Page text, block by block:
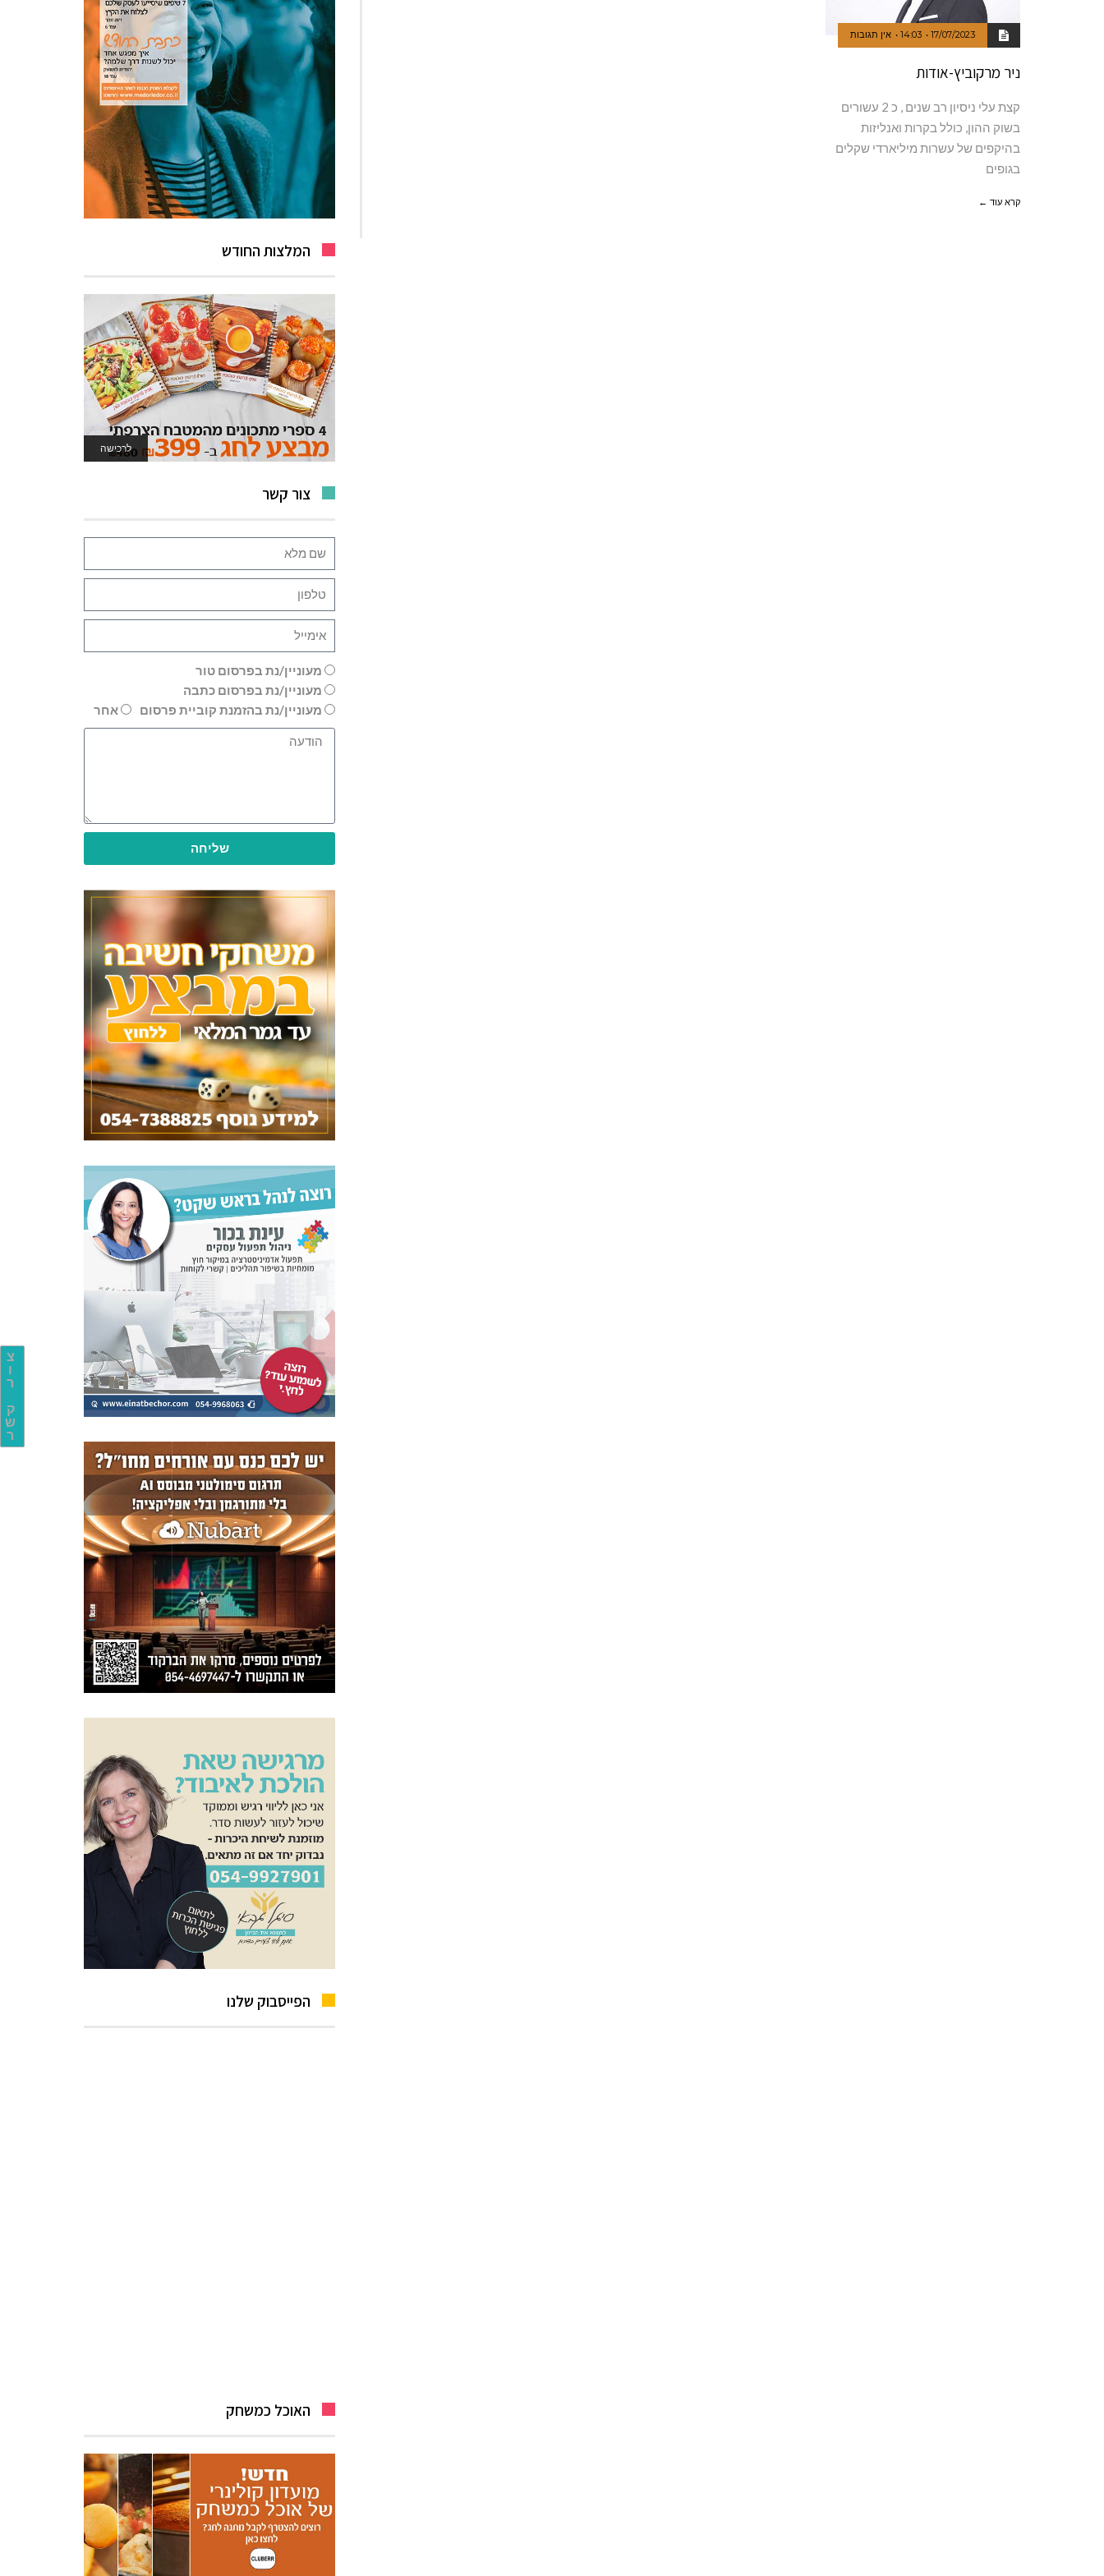
צ
ו
ר
ק
ש
ר
17/07/2023
14:03 אין תגובות
ניר מרקוביץ-אודות
קצת עלי ניסיון רב שנים , כ 2 עשורים
בשוק ההון, כולל בקרות ואנליזות
בהיקפים של עשרות מיליארדי שקלים
בגופים
קרא עוד ←
המלצות החודש
לרכישה
לאתר המשחקים
צור קשר
מעוניין/נת בפרסום טור
מעוניין/נת בפרסום כתבה
מעוניין/נת בהזמנת קוביית פרסום
אחר
שליחה
הפייסבוק שלנו
האוכל כמשחק